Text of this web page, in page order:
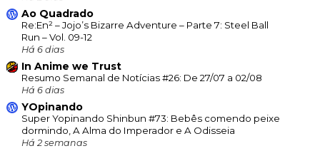
Ao Quadrado
Re:En² – Jojo’s Bizarre Adventure – Parte 7: Steel Ball
Run – Vol. 09-12
Há 6 dias
In Anime we Trust
Resumo Semanal de Notícias #26: De 27/07 a 02/08
Há 6 dias
YOpinando
Super Yopinando Shinbun #73: Bebês comendo peixe
dormindo, A Alma do Imperador e A Odisseia
Há 2 semanas